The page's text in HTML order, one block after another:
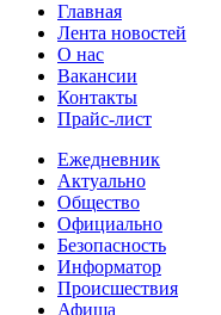
Главная
Лента новостей
О нас
Вакансии
Контакты
Прайс-лист
Ежедневник
Актуально
Общество
Официально
Безопасность
Информатор
Происшествия
Афиша